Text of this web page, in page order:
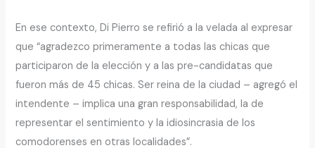
En ese contexto, Di Pierro se refirió a la velada al expresar
que “agradezco primeramente a todas las chicas que
participaron de la elección y a las pre-candidatas que
fueron más de 45 chicas. Ser reina de la ciudad – agregó el
intendente – implica una gran responsabilidad, la de
representar el sentimiento y la idiosincrasia de los
comodorenses en otras localidades”.